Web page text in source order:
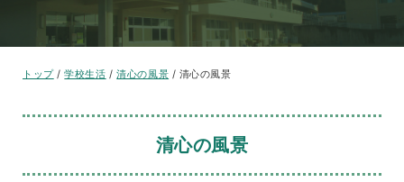
現
トップ/学校生活 /清心の風景 / 清心の風景
清心の風景